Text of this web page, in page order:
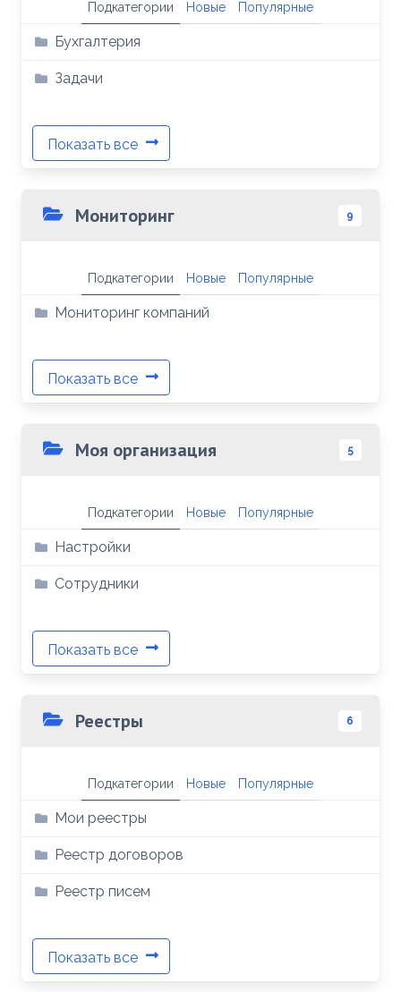
Подкатегории Новые Популярные
Бухгалтерия
Задачи
Показать все
Мониторинг 9
Подкатегории Новые Популярные
Мониторинг компаний
Показать все
Моя организация 5
Подкатегории Новые Популярные
Настройки
Сотрудники
Показать все
Реестры 6
Подкатегории Новые Популярные
Мои реестры
Реестр договоров
Реестр писем
Показать все